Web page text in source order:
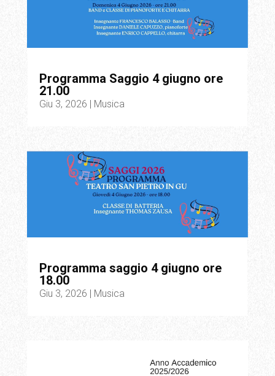
Programma Saggio 4 giugno ore
21.00
Giu 3, 2026 | Musica
Programma saggio 4 giugno ore
18.00
Giu 3, 2026 | Musica